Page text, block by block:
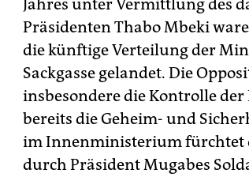
Jahres unter Vermittlung des
Präsidenten Thabo Mbeki
die künftige Verteilung der
Sackgasse gelandet. Die
insbesondere die Kontrolle
bereits die Geheim- und
im Innenministerium fürchtet
durch Präsident Mugabes